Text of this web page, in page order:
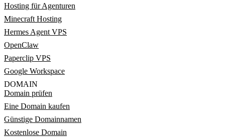
Hosting für Agenturen
Minecraft Hosting
Hermes Agent VPS
OpenClaw
Paperclip VPS
Google Workspace
DOMAIN
Domain prüfen
Eine Domain kaufen
Günstige Domainnamen
Kostenlose Domain